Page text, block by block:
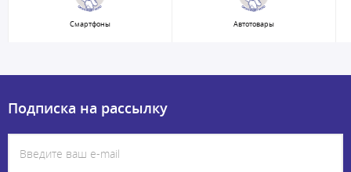
Смартфоны Автотовары
Подписка на рассылку